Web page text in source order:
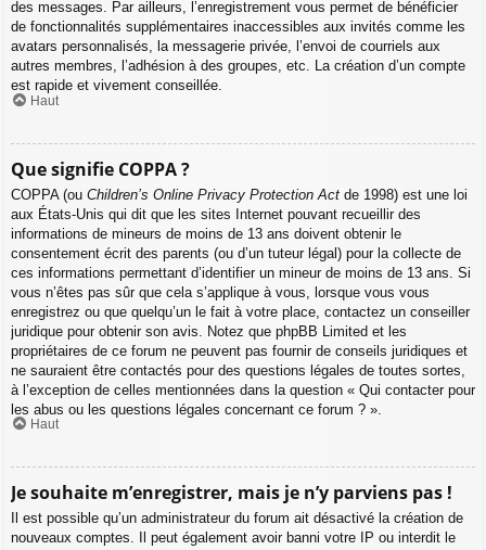
des messages. Par ailleurs, l’enregistrement vous permet de bénéficier
de fonctionnalités supplémentaires inaccessibles aux invités comme les
avatars personnalisés, la messagerie privée, l’envoi de courriels aux
autres membres, l’adhésion à des groupes, etc. La création d’un compte
est rapide et vivement conseillée.
Haut
Que signifie COPPA ?
COPPA (ou Children’s Online Privacy Protection Act de 1998) est une loi
aux États-Unis qui dit que les sites Internet pouvant recueillir des
informations de mineurs de moins de 13 ans doivent obtenir le
consentement écrit des parents (ou d’un tuteur légal) pour la collecte de
ces informations permettant d’identifier un mineur de moins de 13 ans. Si
vous n’êtes pas sûr que cela s’applique à vous, lorsque vous vous
enregistrez ou que quelqu’un le fait à votre place, contactez un conseiller
juridique pour obtenir son avis. Notez que phpBB Limited et les
propriétaires de ce forum ne peuvent pas fournir de conseils juridiques et
ne sauraient être contactés pour des questions légales de toutes sortes,
à l’exception de celles mentionnées dans la question « Qui contacter pour
les abus ou les questions légales concernant ce forum ? ».
Haut
Je souhaite m’enregistrer, mais je n’y parviens pas !
Il est possible qu’un administrateur du forum ait désactivé la création de
nouveaux comptes. Il peut également avoir banni votre IP ou interdit le